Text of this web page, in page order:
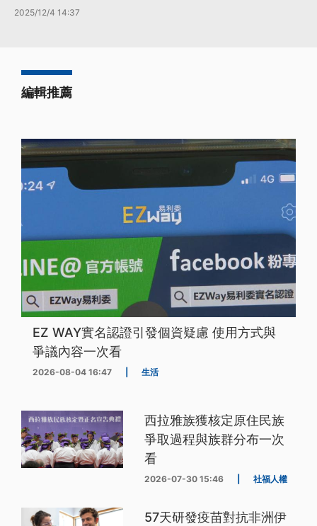
2025/12/4 14:37
編輯推薦
EZ WAY實名認證引發個資疑慮 使用方式與
爭議內容一次看
2026-08-04 16:47 生活
西拉雅族獲核定原住民族
爭取過程與族群分布一次
看
2026-07-30 15:46 社福人權
57天研發疫苗對抗非洲伊